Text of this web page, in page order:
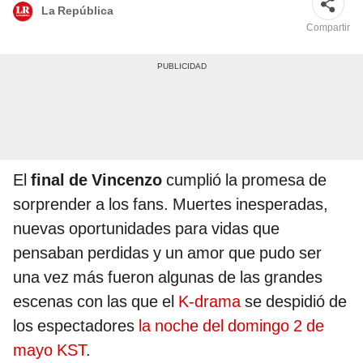
La República
Compartir
El final de Vincenzo cumplió la promesa de
sorprender a los fans. Muertes inesperadas,
nuevas oportunidades para vidas que
pensaban perdidas y un amor que pudo ser
una vez más fueron algunas de las grandes
escenas con las que el K-dramase despidió de
los espectadores la noche del domingo 2 de
mayo KST.